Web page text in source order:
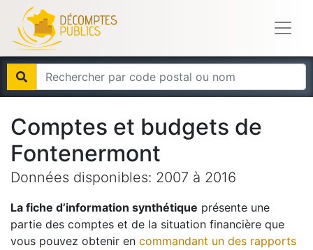
Comptes et budgets de
Fontenermont
Données disponibles: 2007 à 2016
La fiche d’information synthétique présente une
partie des comptes et de la situation financière que
vous pouvez obtenir en commandant un des rapports